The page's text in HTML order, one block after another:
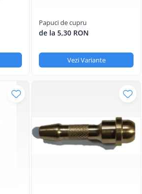
Papuci de cupru
de la 5,30 RON
Vezi Variante